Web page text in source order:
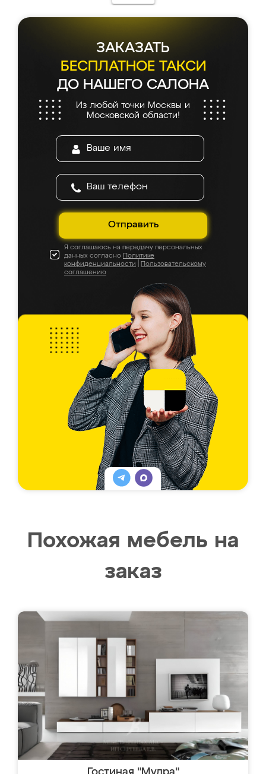
ЗАКАЗАТЬ
БЕСПЛАТНОЕ ТАКСИ
ДО НАШЕГО САЛОНА
Из любой точки Москвы и
Московской области!
Отправить
Я соглашаюсь на передачу персональных
данных согласно Политике
конфиденциальности
Пользовательскому
соглашению
Похожая мебель на
заказ